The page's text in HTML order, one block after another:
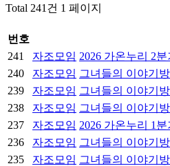
Total 241건 1 페이지
번호
241
자조모임 2026 가온누리 2
240
자조모임 그녀들의 이야기
239
자조모임 그녀들의 이야기
238
자조모임 그녀들의 이야기
237
자조모임 2026 가온누리 1
236
자조모임 그녀들의 이야기
235
자조모임 그녀들의 이야기